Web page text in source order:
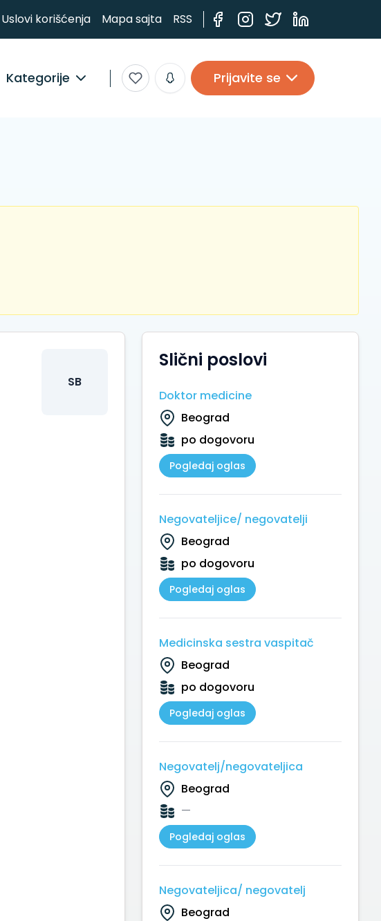
Uslovi korišćenja Mapa sajta RSS
Kategorije Prijavite se
SB
Slični poslovi
Doktor medicine
Beograd
po dogovoru
Pogledaj oglas
Negovateljice/ negovatelji
Beograd
po dogovoru
Pogledaj oglas
Medicinska sestra vaspitač
Beograd
po dogovoru
Pogledaj oglas
Negovatelj/negovateljica
Beograd
—
Pogledaj oglas
Negovateljica/ negovatelj
Beograd